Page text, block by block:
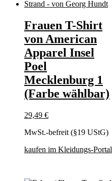
Frauen T-Shirt
von American
Apparel Insel
Poel
Mecklenburg 1
(Farbe wählbar)
29,49 €
MwSt.-befreit (§19 UStG)
kaufen im Kleidungs-Portal